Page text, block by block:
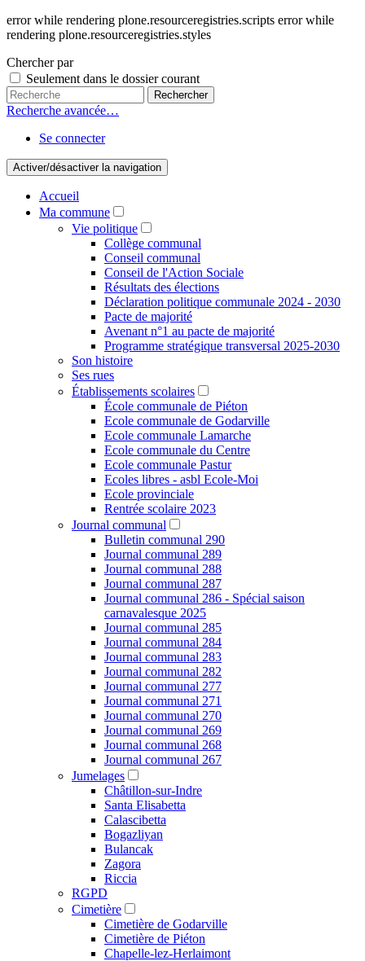
error while rendering plone.resourceregistries.scripts error while
rendering plone.resourceregistries.styles
Chercher par
Seulement dans le dossier courant
Recherche avancée…
Se connecter
Activer/désactiver la navigation
Accueil
Ma commune
Vie politique
Collège communal
Conseil communal
Conseil de l'Action Sociale
Résultats des élections
Déclaration politique communale 2024 - 2030
Pacte de majorité
Avenant n°1 au pacte de majorité
Programme stratégique transversal 2025-2030
Son histoire
Ses rues
Établissements scolaires
École communale de Piéton
Ecole communale de Godarville
Ecole communale Lamarche
Ecole communale du Centre
Ecole communale Pastur
Ecoles libres - asbl Ecole-Moi
Ecole provinciale
Rentrée scolaire 2023
Journal communal
Bulletin communal 290
Journal communal 289
Journal communal 288
Journal communal 287
Journal communal 286 - Spécial saison
carnavalesque 2025
Journal communal 285
Journal communal 284
Journal communal 283
Journal communal 282
Journal communal 277
Journal communal 271
Journal communal 270
Journal communal 269
Journal communal 268
Journal communal 267
Jumelages
Châtillon-sur-Indre
Santa Elisabetta
Calascibetta
Bogazliyan
Bulancak
Zagora
Riccia
RGPD
Cimetière
Cimetière de Godarville
Cimetière de Piéton
Chapelle-lez-Herlaimont